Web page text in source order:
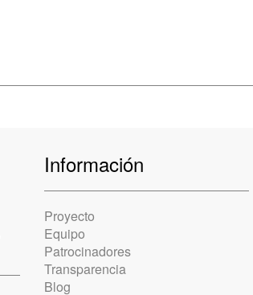
Información
Proyecto
Equipo
Patrocinadores
Transparencia
Blog